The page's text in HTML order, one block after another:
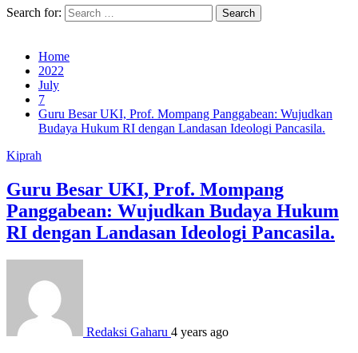
Search for:
Home
2022
July
7
Guru Besar UKI, Prof. Mompang Panggabean: Wujudkan
Budaya Hukum RI dengan Landasan Ideologi Pancasila.
Kiprah
Guru Besar UKI, Prof. Mompang
Panggabean: Wujudkan Budaya Hukum
RI dengan Landasan Ideologi Pancasila.
Redaksi Gaharu 4 years ago